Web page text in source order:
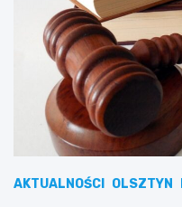
AKTUALNOŚCI OLSZTYN